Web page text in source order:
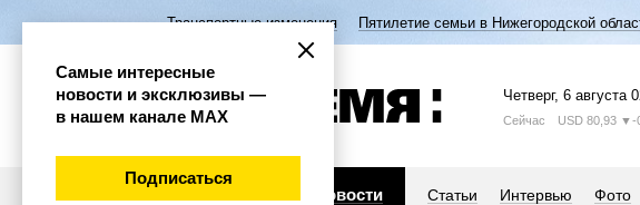
Транспортные изменения Пятилетие семьи в Нижегородской
Четверг, 6 августа
Сейчас USD 80,93 ▼-
Новости Статьи Интервью Фото
Самые интересные
новости и эксклюзивы —
в нашем канале МАХ
Подписаться